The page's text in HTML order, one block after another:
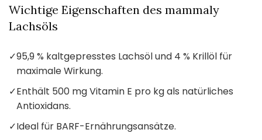
Wichtige Eigenschaften des mammaly
Lachsöls
✓95,9 % kaltgepresstes Lachsöl und 4 % Krillöl für
maximale Wirkung.
✓Enthält 500 mg Vitamin E pro kg als natürliches
Antioxidans.
✓Ideal für BARF-Ernährungsansätze.